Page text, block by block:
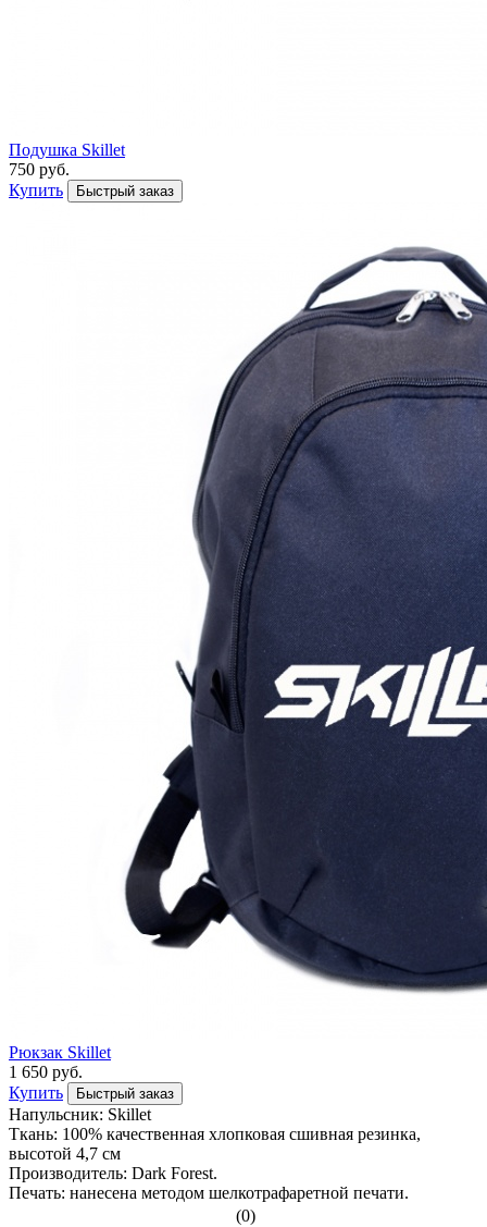
Подушка Skillet
750 руб.
Купить
Быстрый заказ
Рюкзак Skillet
1 650 руб.
Купить
Быстрый заказ
Напульсник: Skillet
Ткань: 100% качественная хлопковая сшивная резинка,
высотой 4,7 см
Производитель: Dark Forest.
Печать: нанесена методом шелкотрафаретной печати.
(0)